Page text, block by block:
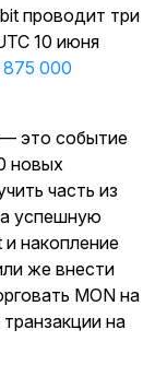
проводит три
10 июня
875 000
— это событие
новых
часть из
успешную
накопление
же внести
MON на
на